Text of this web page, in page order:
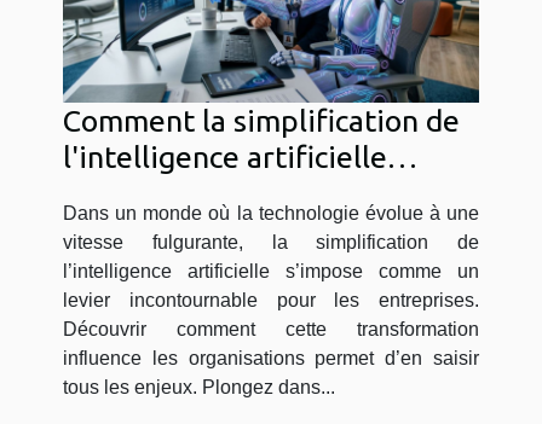
Comment la simplification de
l'intelligence artificielle
entreprises ?
Dans un monde où la technologie évolue à une
vitesse fulgurante, la simplification de
l’intelligence artificielle s’impose comme un
levier incontournable pour les entreprises.
Découvrir comment cette transformation
influence les organisations permet d’en saisir
tous les enjeux. Plongez dans...